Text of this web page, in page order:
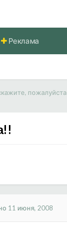
Реклама
11 июня, 2008